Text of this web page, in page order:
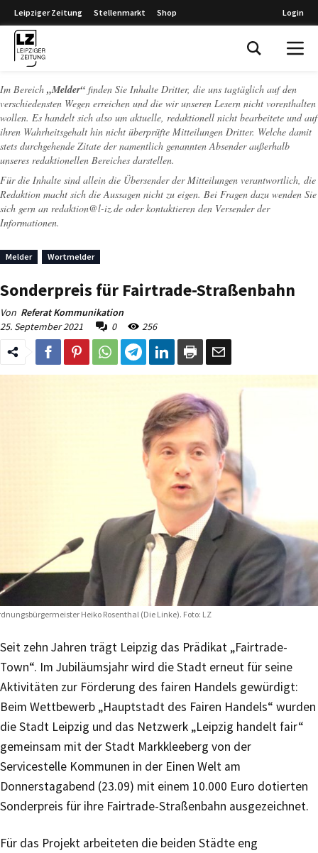
Leipziger Zeitung Stellenmarkt Shop Login
Im Bereich „Melder“ finden Sie Inhalte Dritter, die uns tagtäglich auf den
verschiedensten Wegen erreichen und die wir unseren Lesern nicht vorenthalten
wollen. Es handelt sich also um aktuelle, redaktionell nicht bearbeitete und auf
ihren Wahrheitsgehalt hin nicht überprüfte Mitteilungen Dritter. Welche damit
stets durchgehende Zitate der namentlich genannten Absender außerhalb
unseres redaktionellen Bereiches darstellen.
Für die Inhalte sind allein die Übersender der Mitteilungen verantwortlich, die
Redaktion macht sich die Aussagen nicht zu eigen. Bei Fragen dazu wenden Sie
sich gern an redaktion@l-iz.de oder kontaktieren den Versender der
Informationen.
Melder Wortmelder
Sonderpreis für Fairtrade-Straßenbahn
Von Referat Kommunikation
25. September 2021
0 256
Heiko Rosenthal (Die Linke). Foto: LZ
Seit zehn Jahren trägt Leipzig das Prädikat „Fairtrade-
Town“. Im Jubiläumsjahr wird die Stadt erneut für seine
Aktivitäten zur Förderung des fairen Handels gewürdigt:
Beim Wettbewerb „Hauptstadt des Fairen Handels“ wurden
die Stadt Leipzig und das Netzwerk „Leipzig handelt fair“
gemeinsam mit der Stadt Markkleeberg von der
Servicestelle Kommunen in der Einen Welt am
Donnerstagabend (23.09) mit einem 10.000 Euro dotierten
Sonderpreis für ihre Fairtrade-Straßenbahn ausgezeichnet.
Für das Projekt arbeiteten die beiden Städte eng